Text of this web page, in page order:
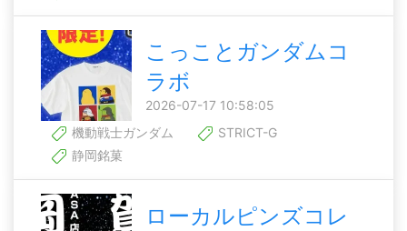
こっことガンダムコ
ラボ
2026-07-17 10:58:05
機動戦士ガンダム
STRICT-G
静岡銘菓
ローカルピンズコレ